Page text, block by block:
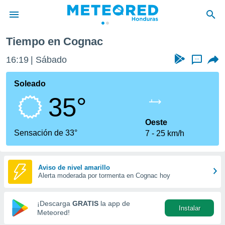
de
ha sido
calidad.
a este
las
y
forma
digital
basada
Tiempo en Cognac
16:19 Sábado ...
Soleado
35°
Sensación de 33°
Oeste
7
25 km/h
Aviso de nivel amarillo
Alerta moderada por tormenta en Cognac hoy
¡Descarga GRATIS la app de
Meteored!
Instalar